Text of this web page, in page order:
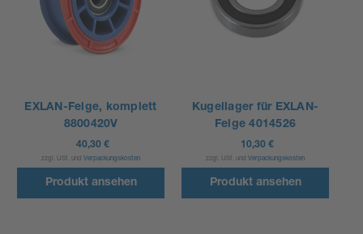
EXLAN-Felge, komplett
8800420V
40,30 €
zzgl. USt. und Verpackungskosten
Produkt ansehen
Kugellager für EXLAN-
Felge 4014526
10,30 €
zzgl. USt. und Verpackungskosten
Produkt ansehen